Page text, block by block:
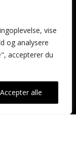
vise
og analysere
accepterer du
Accepter alle